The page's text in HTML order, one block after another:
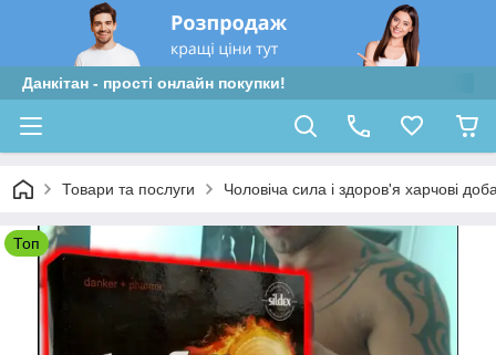
Данкітан - прості онлайн покупки!
Товари та послуги Чоловіча сила і здоров'я харчові
Топ